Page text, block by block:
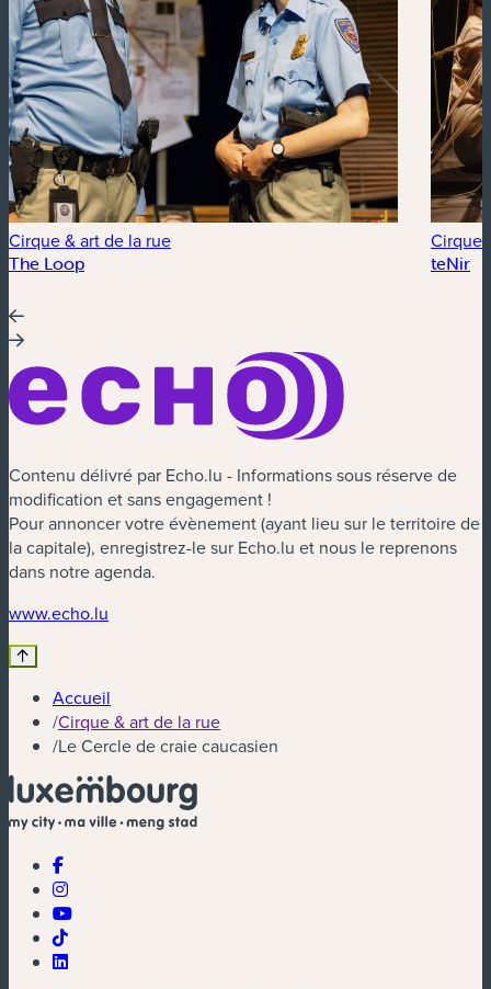
Cirque & art de la rue
The Loop
Cirque
teNir
Contenu délivré par Echo.lu - Informations sous réserve de
modification et sans engagement !
Pour annoncer votre évènement (ayant lieu sur le territoire de
la capitale), enregistrez-le sur Echo.lu et nous le reprenons
dans notre agenda.
www.echo.lu
Accueil
/Cirque & art de la rue
/Le Cercle de craie caucasien